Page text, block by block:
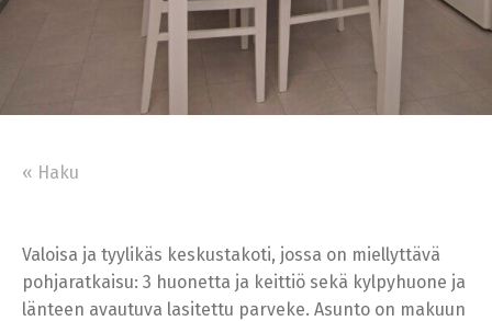
« Haku
Valoisa ja tyylikäs keskustakoti, jossa on miellyttävä
pohjaratkaisu: 3 huonetta ja keittiö sekä kylpyhuone ja
länteen avautuva lasitettu parveke. Asunto on makuun